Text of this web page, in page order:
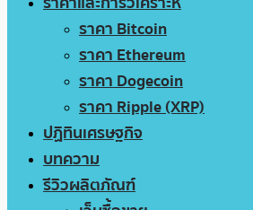
ราคา Bitcoin
ราคา Ethereum
ราคา Dogecoin
ราคา Ripple (XRP)
ปฏิทินเศรษฐกิจ
บทความ
รีวิวผลิตภัณฑ์